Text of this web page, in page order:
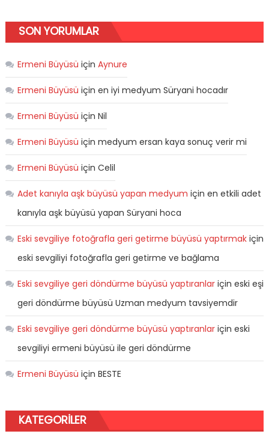
SON YORUMLAR
Ermeni Büyüsü için Aynure
Ermeni Büyüsü için en iyi medyum Süryani hocadır
Ermeni Büyüsü için Nil
Ermeni Büyüsü için medyum ersan kaya sonuç verir mi
Ermeni Büyüsü için Celil
Adet kanıyla aşk büyüsü yapan medyum için en etkili adet
kanıyla aşk büyüsü yapan Süryani hoca
Eski sevgiliye fotoğrafla geri getirme büyüsü yaptırmakiçin
eski sevgiliyi fotoğrafla geri getirme ve bağlama
Eski sevgiliye geri döndürme büyüsü yaptıranlariçin eski eşi
geri döndürme büyüsü Uzman medyum tavsiyemdir
Eski sevgiliye geri döndürme büyüsü yaptıranlariçin eski
sevgiliyi ermeni büyüsü ile geri döndürme
Ermeni Büyüsü için BESTE
KATEGORILER